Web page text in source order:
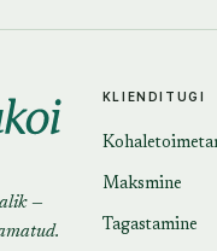
—
KLIENDITUGI
Maksmine
Tagastamine